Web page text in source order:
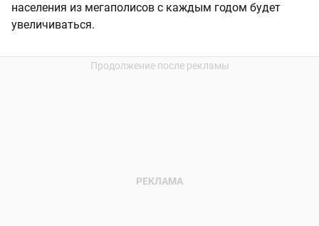
населения из мегаполисов с каждым годом будет
увеличиваться.